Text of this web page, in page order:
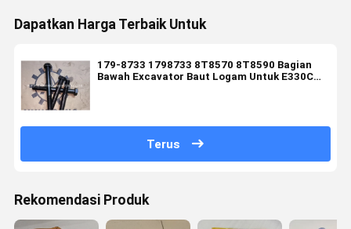
Dapatkan Harga Terbaik Untuk
179-8733 1798733 8T8570 8T8590 Bagian
Bawah Excavator Baut Logam Untuk E330C
Terus
Rekomendasi Produk